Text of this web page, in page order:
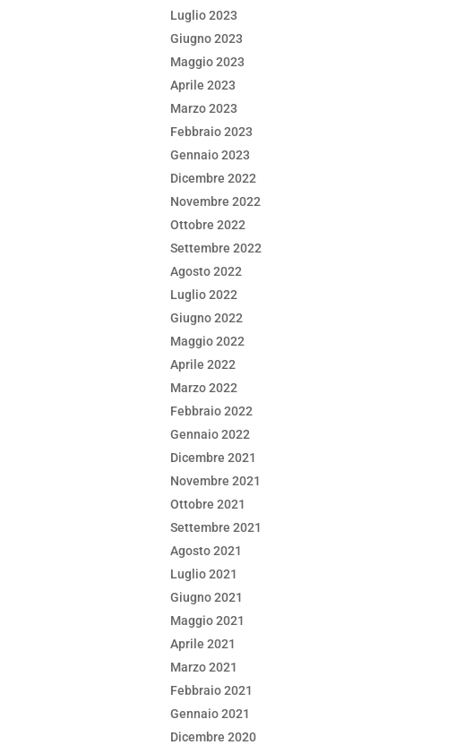
Luglio 2023
Giugno 2023
Maggio 2023
Aprile 2023
Marzo 2023
Febbraio 2023
Gennaio 2023
Dicembre 2022
Novembre 2022
Ottobre 2022
Settembre 2022
Agosto 2022
Luglio 2022
Giugno 2022
Maggio 2022
Aprile 2022
Marzo 2022
Febbraio 2022
Gennaio 2022
Dicembre 2021
Novembre 2021
Ottobre 2021
Settembre 2021
Agosto 2021
Luglio 2021
Giugno 2021
Maggio 2021
Aprile 2021
Marzo 2021
Febbraio 2021
Gennaio 2021
Dicembre 2020